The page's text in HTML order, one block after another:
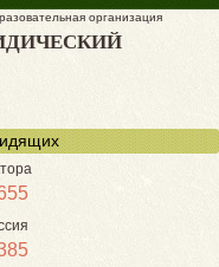
организация